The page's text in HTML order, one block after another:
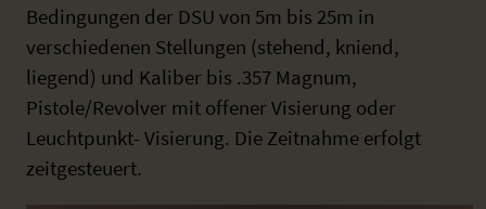
Bedingungen der DSU von 5m bis 25m in
verschiedenen Stellungen (stehend, kniend,
liegend) und Kaliber bis .357 Magnum,
Pistole/Revolver mit offener Visierung oder
Leuchtpunkt- Visierung. Die Zeitnahme erfolgt
zeitgesteuert.